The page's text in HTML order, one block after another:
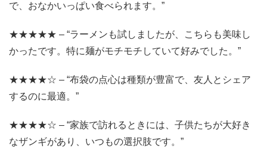
で、おなかいっぱい食べられます。”
★★★★★ – “ラーメンも試しましたが、こちらも美味し
かったです。特に麺がモチモチしていて好みでした。”
★★★★☆ – “布袋の点心は種類が豊富で、友人とシェア
するのに最適。”
★★★★☆ – “家族で訪れるときには、子供たちが大好き
なザンギがあり、いつもの選択肢です。”